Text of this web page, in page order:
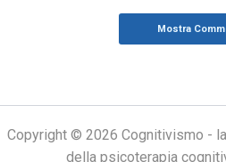
Mostra
Copyright © 2026 Cognitivismo -
della psicoterapia